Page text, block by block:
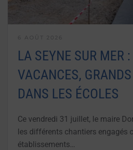
LA SEYNE SUR MER
VACANCES,
DANS LES ÉCOLES
Ce vendredi 31 juillet, le maire
les différents chantiers engagés
établissements…